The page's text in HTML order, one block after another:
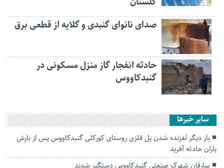
صدای نانوای گنبدی و گلایه از قطعی برق
حادثه انفجار گاز منزل مسکونی در
گنبدکاووس
سایر خبرها
بار دیگر لغزنده شدن پل فلزی روستای کورکلی گنبدکاووس پس از بارش
باران حادثه آفرید
سارقان شهرک صنعتی گنبدکاووس دستگیر شدند